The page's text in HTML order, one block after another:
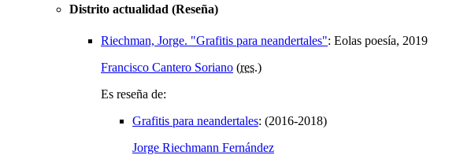
Distrito actualidad (Reseña)
Riechman, Jorge. "Grafitis para neandertales": Eolas poesía, 2019
Francisco Cantero Soriano (res.)
Es reseña de:
Grafitis para neandertales: (2016-2018)
Jorge Riechmann Fernández